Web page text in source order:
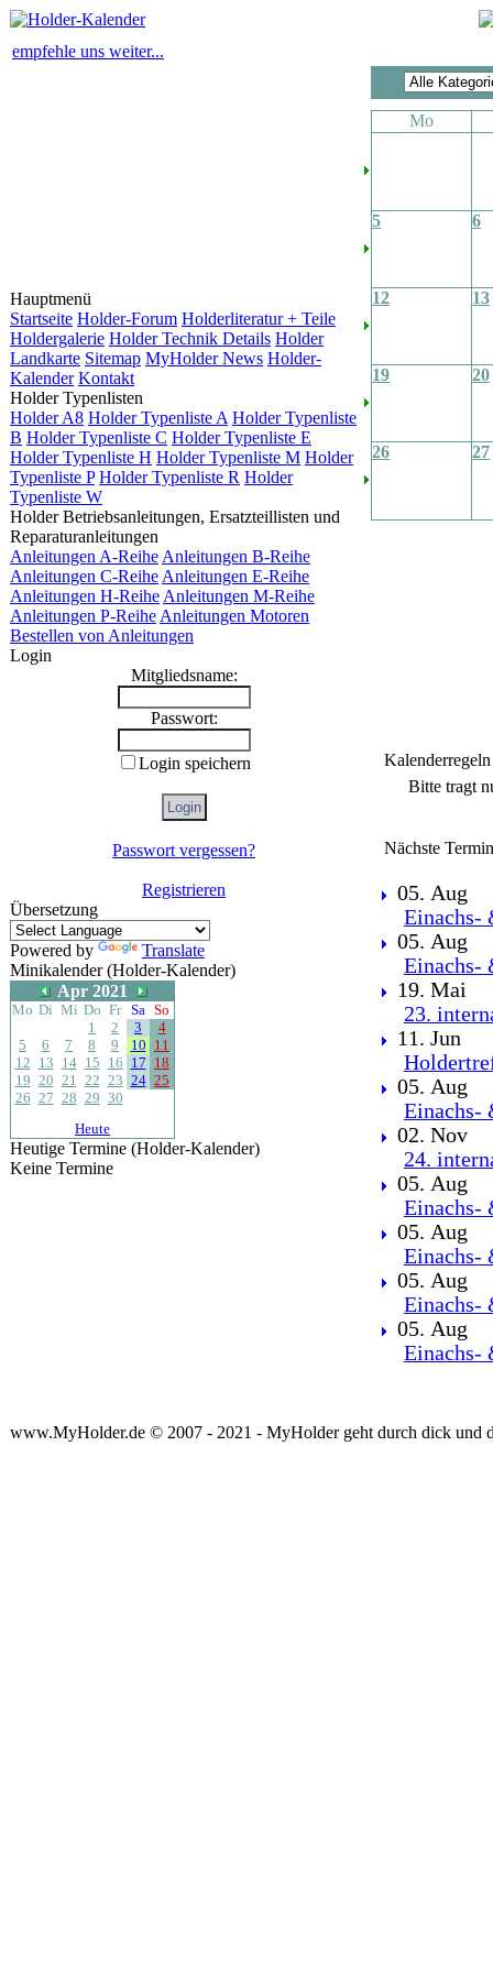
empfehle uns weiter...
Hauptmenü
Startseite Holder-Forum Holderliteratur + Teile
Holdergalerie Holder Technik Details Holder
Landkarte Sitemap MyHolder News Holder-
Kalender Kontakt
Holder Typenlisten
Holder A8 Holder Typenliste A Holder Typenliste
B Holder Typenliste C Holder Typenliste E
Holder Typenliste H Holder Typenliste M Holder
Typenliste P Holder Typenliste R Holder
Typenliste W
Holder Betriebsanleitungen, Ersatzteillisten und
Reparaturanleitungen
Anleitungen A-Reihe Anleitungen B-Reihe
Anleitungen C-Reihe Anleitungen E-Reihe
Anleitungen H-Reihe Anleitungen M-Reihe
Anleitungen P-Reihe Anleitungen Motoren
Bestellen von Anleitungen
Login
Mitgliedsname:
Passwort:
Login speichern
Passwort vergessen?
Registrieren
Übersetzung
Powered by
Translate
Minikalender (Holder-Kalender)
Apr 2021
Mo Di Mi Do Fr Sa So
1
2 3
4
5
6 7 8 9 10 11
12 13 14 15 16 17 18
19 20 21 22 23 24 25
26 27 28 29 30
Heute
Heutige Termine (Holder-Kalender)
Keine Termine
Mo
5 6
12 13
19 20
26 27
Kalenderregeln
Bitte tragt
Nächste
05. Aug
Einachs-
05. Aug
Einachs-
19. Mai
23.
11. Jun
05. Aug
Einachs-
02. Nov
24.
05. Aug
Einachs-
05. Aug
Einachs-
05. Aug
Einachs-
05. Aug
Einachs-
www.MyHolder.de © 2007 - 2021 - MyHolder geht durch dick und